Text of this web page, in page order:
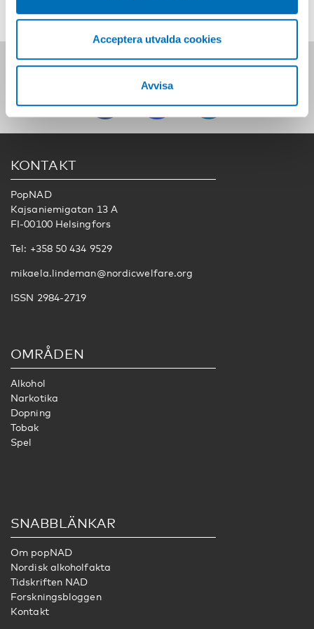
Acceptera utvalda cookies
Avvisa
Följ oss på sociala medier:
KONTAKT
PopNAD
Kajsaniemigatan 13 A
FI-00100 Helsingfors
Tel: +358 50 434 9529
mikaela.lindeman@nordicwelfare.org
ISSN 2984-2719
OMRÅDEN
Alkohol
Narkotika
Dopning
Tobak
Spel
SNABBLÄNKAR
Om popNAD
Nordisk alkoholfakta
Tidskriften NAD
Forskningsbloggen
Kontakt